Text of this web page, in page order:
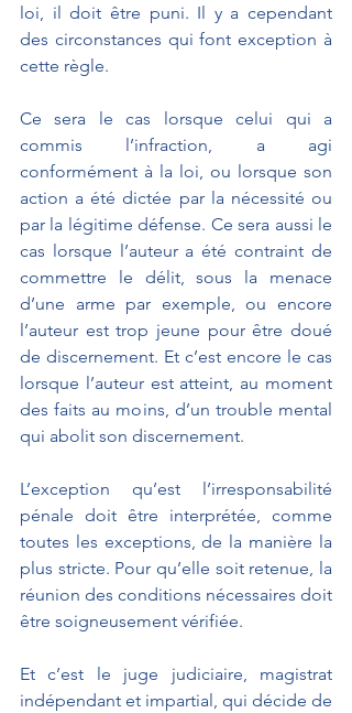
loi, il doit être puni. Il y a cependant
des circonstances qui font exception à
cette règle.
Ce sera le cas lorsque celui qui a
commis l’infraction, a agi
conformément à la loi, ou lorsque son
action a été dictée par la nécessité ou
par la légitime défense. Ce sera aussi le
cas lorsque l’auteur a été contraint de
commettre le délit, sous la menace
d’une arme par exemple, ou encore
l’auteur est trop jeune pour être doué
de discernement. Et c’est encore le cas
lorsque l’auteur est atteint, au moment
des faits au moins, d’un trouble mental
qui abolit son discernement.
L’exception qu’est l’irresponsabilité
pénale doit être interprétée, comme
toutes les exceptions, de la manière la
plus stricte. Pour qu’elle soit retenue, la
réunion des conditions nécessaires doit
être soigneusement vérifiée.
Et c’est le juge judiciaire, magistrat
indépendant et impartial, qui décide de